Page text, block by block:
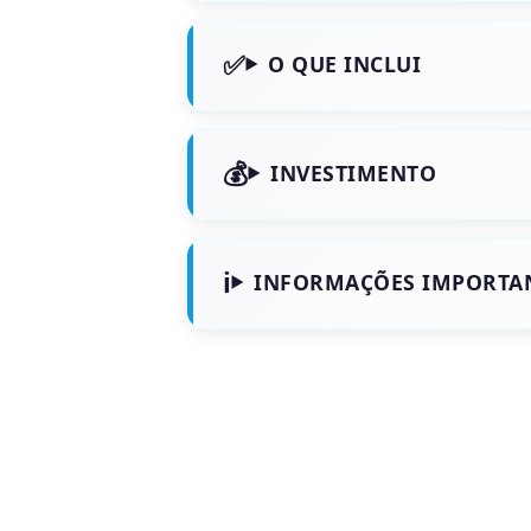
O QUE INCLUI
INVESTIMENTO
INFORMAÇÕES